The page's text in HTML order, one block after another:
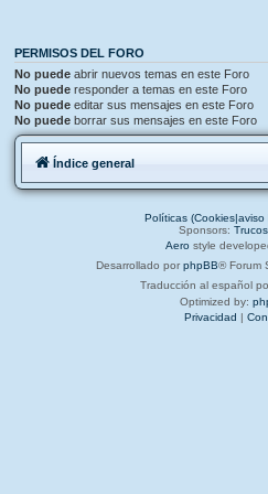
PERMISOS DEL FORO
No puede abrir nuevos temas en este Foro
No puede responder a temas en este Foro
No puede editar sus mensajes en este Foro
No puede borrar sus mensajes en este Foro
Índice general
Políticas (Cookies|aviso
Sponsors:
Aero style
Desarrollado por phpBB® Forum
Traducción al español
Optimized by:
Privacidad |